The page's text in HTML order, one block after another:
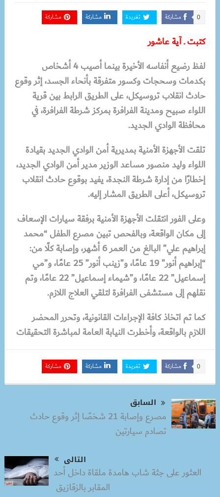
مشاركة 0 تغريدة مشاركة مشاركة
كتبت ـ آية عاشور
لفظ رضيع أنفاسه الأخيرة بينما أصيب 4 أشخاص
بكدمات وسحجات وكسور متفرقة بأنحاء الجسد، إثر وقوع
حادث انقلاب تروسيكل، على الطريق الرابط بين قرية
اللواء صبيح ومدينة الفرافرة بمركز شرطة الفرافرة، في
محافظة الوادي الجديد.
تلقت الأجهزة الأمنية بمديرية أمن الوادي الجديد بقيادة
اللواء وليد منصور مساعد الوزير مدير أمن الوادي الجديد،
إخطارًا من إدارة شرطة النجدة، يفيد بوقوع حادث انقلاب
تروسيكل، أعلى الطريق المشار إليه.
وعلى الفور انتقلت الأجهزة الأمنية برفقة سيارات الإسعاف
إلى مكان الواقعة، وبالفحص تبين مصرع الطفل “محمد
إبراهيم علي” البالغ من العمر 6 أشهر، وإصابة كلًا من:
“إبراهيم أنور” 19 عامًا، و”زينب أنور” 25 عامًا، و”مي
إسماعيل” 22 عامًا، و”شيماء إسماعيل” 22 عامًا، وتم
نقلهم إلى مستشفى الفرافرة لتلقي العلاج اللازم.
كما تم اتخاذ كافة الإجراءات القانونية، وتحرر المحضر
اللازم بالواقعة، وأخطرت النيابة العامة لمباشرة التحقيقات
مشاركة 0 تغريدة مشاركة مشاركة
السابق
مصرع وإصابة 21 شخصًا إثر وقوع حادث
تصادم سيارتين
التالى
العثور على جثة شاب هامدة ملقاة داخل أحد
المقابر بالزقازيق